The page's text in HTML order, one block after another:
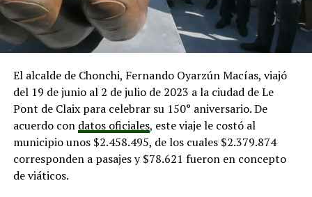
El alcalde de Chonchi, Fernando Oyarzún Macías, viajó
del 19 de junio al 2 de julio de 2023 a la ciudad de Le
Pont de Claix para celebrar su 150° aniversario. De
acuerdo con datos oficiales, este viaje le costó al
municipio unos $2.458.495, de los cuales $2.379.874
corresponden a pasajes y $78.621 fueron en concepto
de viáticos.